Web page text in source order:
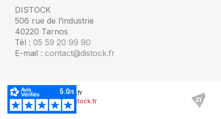
DISTOCK
506 rue de l’industrie
40220 Tarnos
Tél : 05 59 20 99 90
E-mail : contact@distock.fr
© Copyright Distock.fr
Mentions légales Distock.fr
Plan du site